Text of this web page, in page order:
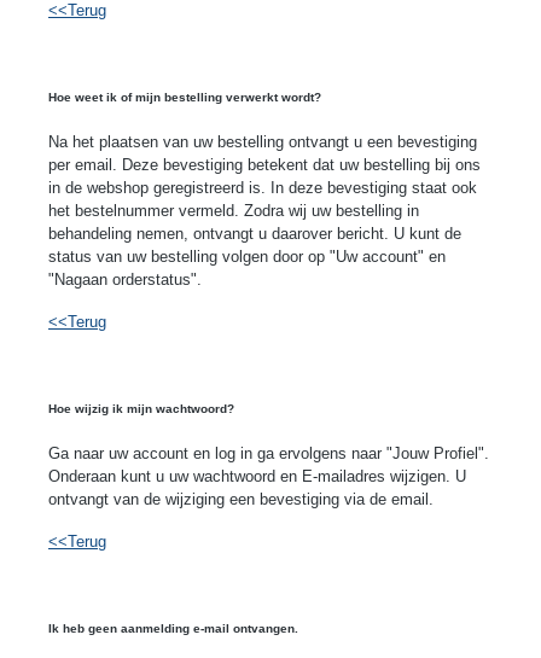
<<Terug
Hoe weet ik of mijn bestelling verwerkt wordt?
Na het plaatsen van uw bestelling ontvangt u een bevestiging
per email. Deze bevestiging betekent dat uw bestelling bij ons
in de webshop geregistreerd is. In deze bevestiging staat ook
het bestelnummer vermeld. Zodra wij uw bestelling in
behandeling nemen, ontvangt u daarover bericht. U kunt de
status van uw bestelling volgen door op "Uw account" en
"Nagaan orderstatus".
<<Terug
Hoe wijzig ik mijn wachtwoord?
Ga naar uw account en log in ga ervolgens naar "Jouw Profiel".
Onderaan kunt u uw wachtwoord en E-mailadres wijzigen. U
ontvangt van de wijziging een bevestiging via de email.
<<Terug
Ik heb geen aanmelding e-mail ontvangen.